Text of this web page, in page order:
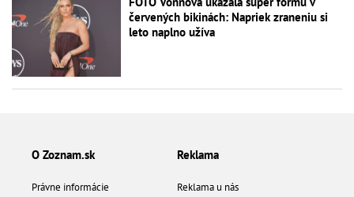
červených bikinách: Napriek zraneniu si
leto naplno užíva
O Zoznam.sk
Právne informácie
Reklama
Reklama u nás